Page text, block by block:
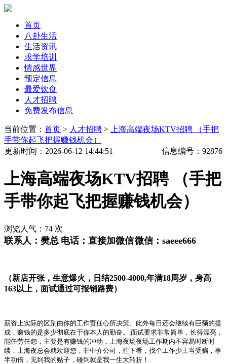
首页
八卦生活
生活资讯
求学培训
情感世界
预定信息
最爱饮食
人才招聘
免费发布信息
当前位置： 首页 > 人才招聘 >
上海高端夜场KTV招聘 （手把
手带你起飞把握赚钱机会）
更新时间 ：2026-06-12 14:44:51 信息编号： 92876
上海高端夜场KTV招聘 （手把
手带你起飞把握赚钱机会）
浏览人气： 74 次
联系人： 樊总 电话： 直接加微信微信： saeee666
（新店开张，生意爆火，日结2500-4000,年满18周岁，身高
163以上，面试通过可报销路费）
薪资上实际的区别由你的工作责任心所决策。此外每日还会继续有巨额的提
成，赚钱的是多少彻底在于你本人的勤奋。
面试要求非常简单，长得漂亮，
能任劳任怨，主要是有赚钱的冲动，上海夜场夜场工作期内不容易时断时
续，上海夜总会就欢迎您，非中介公司，往下看，找个工作少上当受骗，事
半功倍，见到我的贴子，碰到就是我一生大转折！